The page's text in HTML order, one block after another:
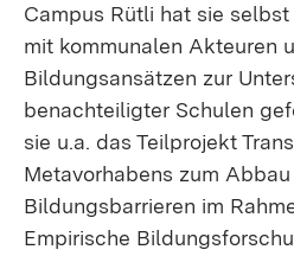
Campus Rütli hat sie
mit kommunalen Akteuren
Bildungsansätzen zur
benachteiligter Schulen
sie u.a. das Teilprojekt
Metavorhabens zum Abbau
Bildungsbarrieren im
Empirische